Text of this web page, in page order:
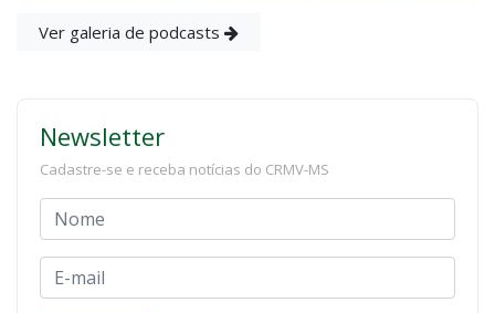
Ver galeria de podcasts
Newsletter
Cadastre-se e receba notícias do CRMV-MS